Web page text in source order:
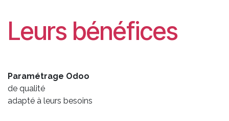
Leurs bénéfices
Paramétrage Odoo
de qualité
adapté à leurs besoins